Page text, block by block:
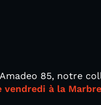
85, notre
à la